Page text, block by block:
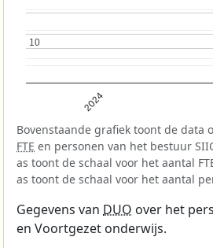
2024
10
10
Bovenstaande grafiek toont de data
FTE en personen van het bestuur
as toont de schaal voor het aantal
as toont de schaal voor het aantal
Gegevens van DUO over het
en Voortgezet onderwijs.